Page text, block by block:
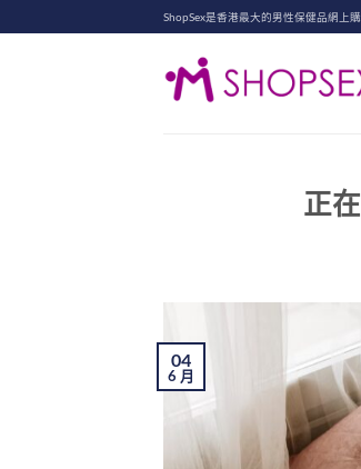
to
ShopSex是香港最大的男性保健品網上
正
04
6 月